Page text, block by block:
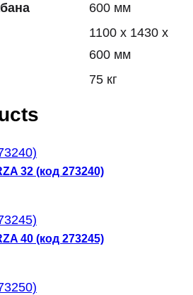
600 мм
1100 х 1430 х
600 мм
75 кг
32 (код 273240)
40 (код 273245)